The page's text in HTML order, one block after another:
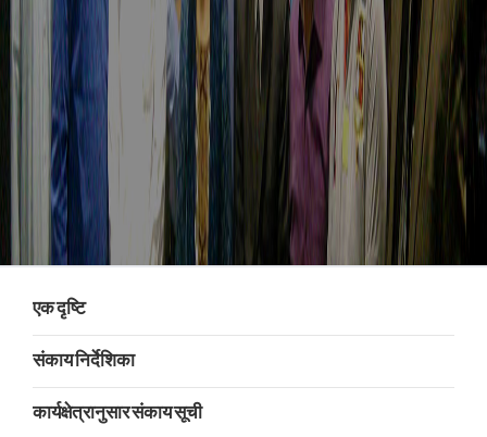
एक दृष्टि
संकाय निर्देशिका
कार्यक्षेत्रानुसार संकाय सूची